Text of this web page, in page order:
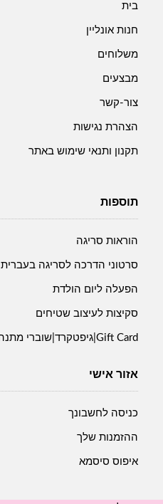
בית
חנות אונליין
משלוחים
מבצעים
צור-קשר
הצהרת נגישות
תקנון ותנאי שימוש באתר
תוספות
הוראות סריגה
סרטוני הדרכה לסריגה בעברית
הפעלה ליום הולדת
סקיצות לעיצוב שטיחים
Gift Card|גיפטקרד|שוברי מתנה
אזור אישי
כניסה לחשבונך
ההזמנות שלך
איפוס סיסמא